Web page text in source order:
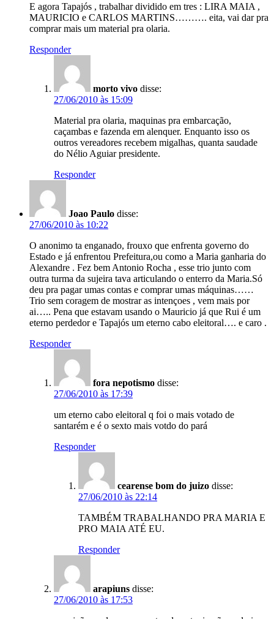
E agora Tapajós , trabalhar dividido em tres : LIRA MAIA ,
MAURICIO e CARLOS MARTINS………. eita, vai dar pra
comprar mais um material pra olaria.
Responder
morto vivo disse:
27/06/2010 às 15:09
Material pra olaria, maquinas pra embarcação,
caçambas e fazenda em alenquer. Enquanto isso os
outros vereadores recebem migalhas, quanta saudade
do Nélio Aguiar presidente.
Responder
Joao Paulo disse:
27/06/2010 às 10:22
O anonimo ta enganado, frouxo que enfrenta governo do
Estado e já enfrentou Prefeitura,ou como a Maria ganharia do
Alexandre . Fez bem Antonio Rocha , esse trio junto com
outra turma da sujeira tava articulando o enterro da Maria.Só
deu pra pagar umas contas e comprar umas máquinas……
Trio sem coragem de mostrar as intençoes , vem mais por
ai….. Pena que estavam usando o Mauricio já que Rui é um
eterno perdedor e Tapajós um eterno cabo eleitoral…. e caro .
Responder
fora nepotismo disse:
27/06/2010 às 17:39
um eterno cabo eleitoral q foi o mais votado de
santarém e é o sexto mais votdo do pará
Responder
cearense bom do juizo disse:
27/06/2010 às 22:14
TAMBÉM TRABALHANDO PRA MARIA E
PRO MAIA ATÉ EU.
Responder
arapiuns disse:
27/06/2010 às 17:53